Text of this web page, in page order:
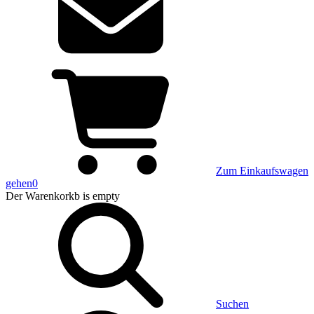
Zum Einkaufswagen
gehen0
Der Warenkorkb is empty
Suchen